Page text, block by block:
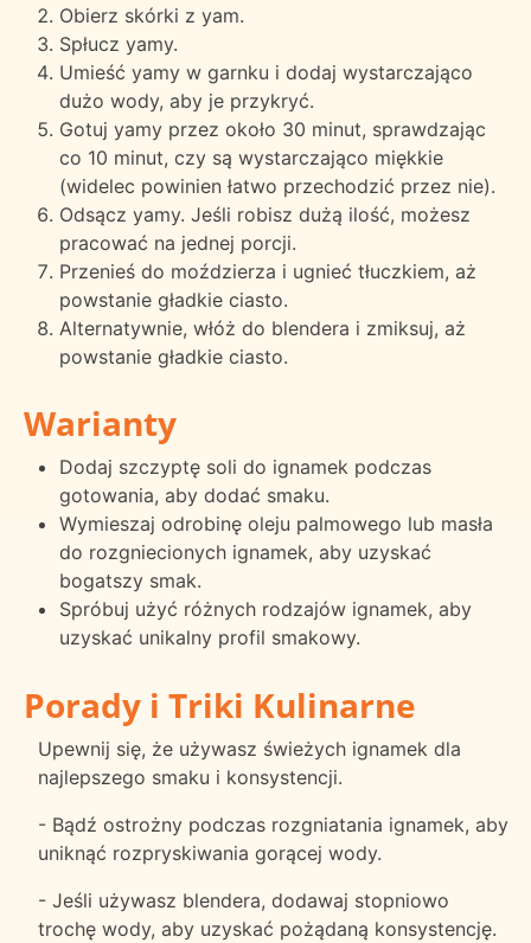
Obierz skórki z yam.
Spłucz yamy.
Umieść yamy w garnku i dodaj wystarczająco
dużo wody, aby je przykryć.
Gotuj yamy przez około 30 minut, sprawdzając
co 10 minut, czy są wystarczająco miękkie
(widelec powinien łatwo przechodzić przez nie).
Odsącz yamy. Jeśli robisz dużą ilość, możesz
pracować na jednej porcji.
Przenieś do moździerza i ugnieć tłuczkiem, aż
powstanie gładkie ciasto.
Alternatywnie, włóż do blendera i zmiksuj, aż
powstanie gładkie ciasto.
Warianty
Dodaj szczyptę soli do ignamek podczas
gotowania, aby dodać smaku.
Wymieszaj odrobinę oleju palmowego lub masła
do rozgniecionych ignamek, aby uzyskać
bogatszy smak.
Spróbuj użyć różnych rodzajów ignamek, aby
uzyskać unikalny profil smakowy.
Porady i Triki Kulinarne
Upewnij się, że używasz świeżych ignamek dla
najlepszego smaku i konsystencji.
- Bądź ostrożny podczas rozgniatania ignamek, aby
uniknąć rozpryskiwania gorącej wody.
- Jeśli używasz blendera, dodawaj stopniowo
trochę wody, aby uzyskać pożądaną konsystencję.